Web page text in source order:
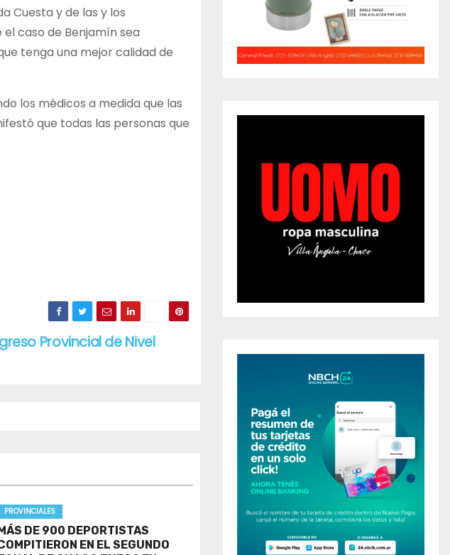
Cuesta y de las y los
caso de Benjamín sea
tenga una mejor calidad de
los médicos a medida que las
que todas las personas que
Provincial de Nivel
PROVINCIALES
DE 900 DEPORTISTAS
EN EL SEGUNDO